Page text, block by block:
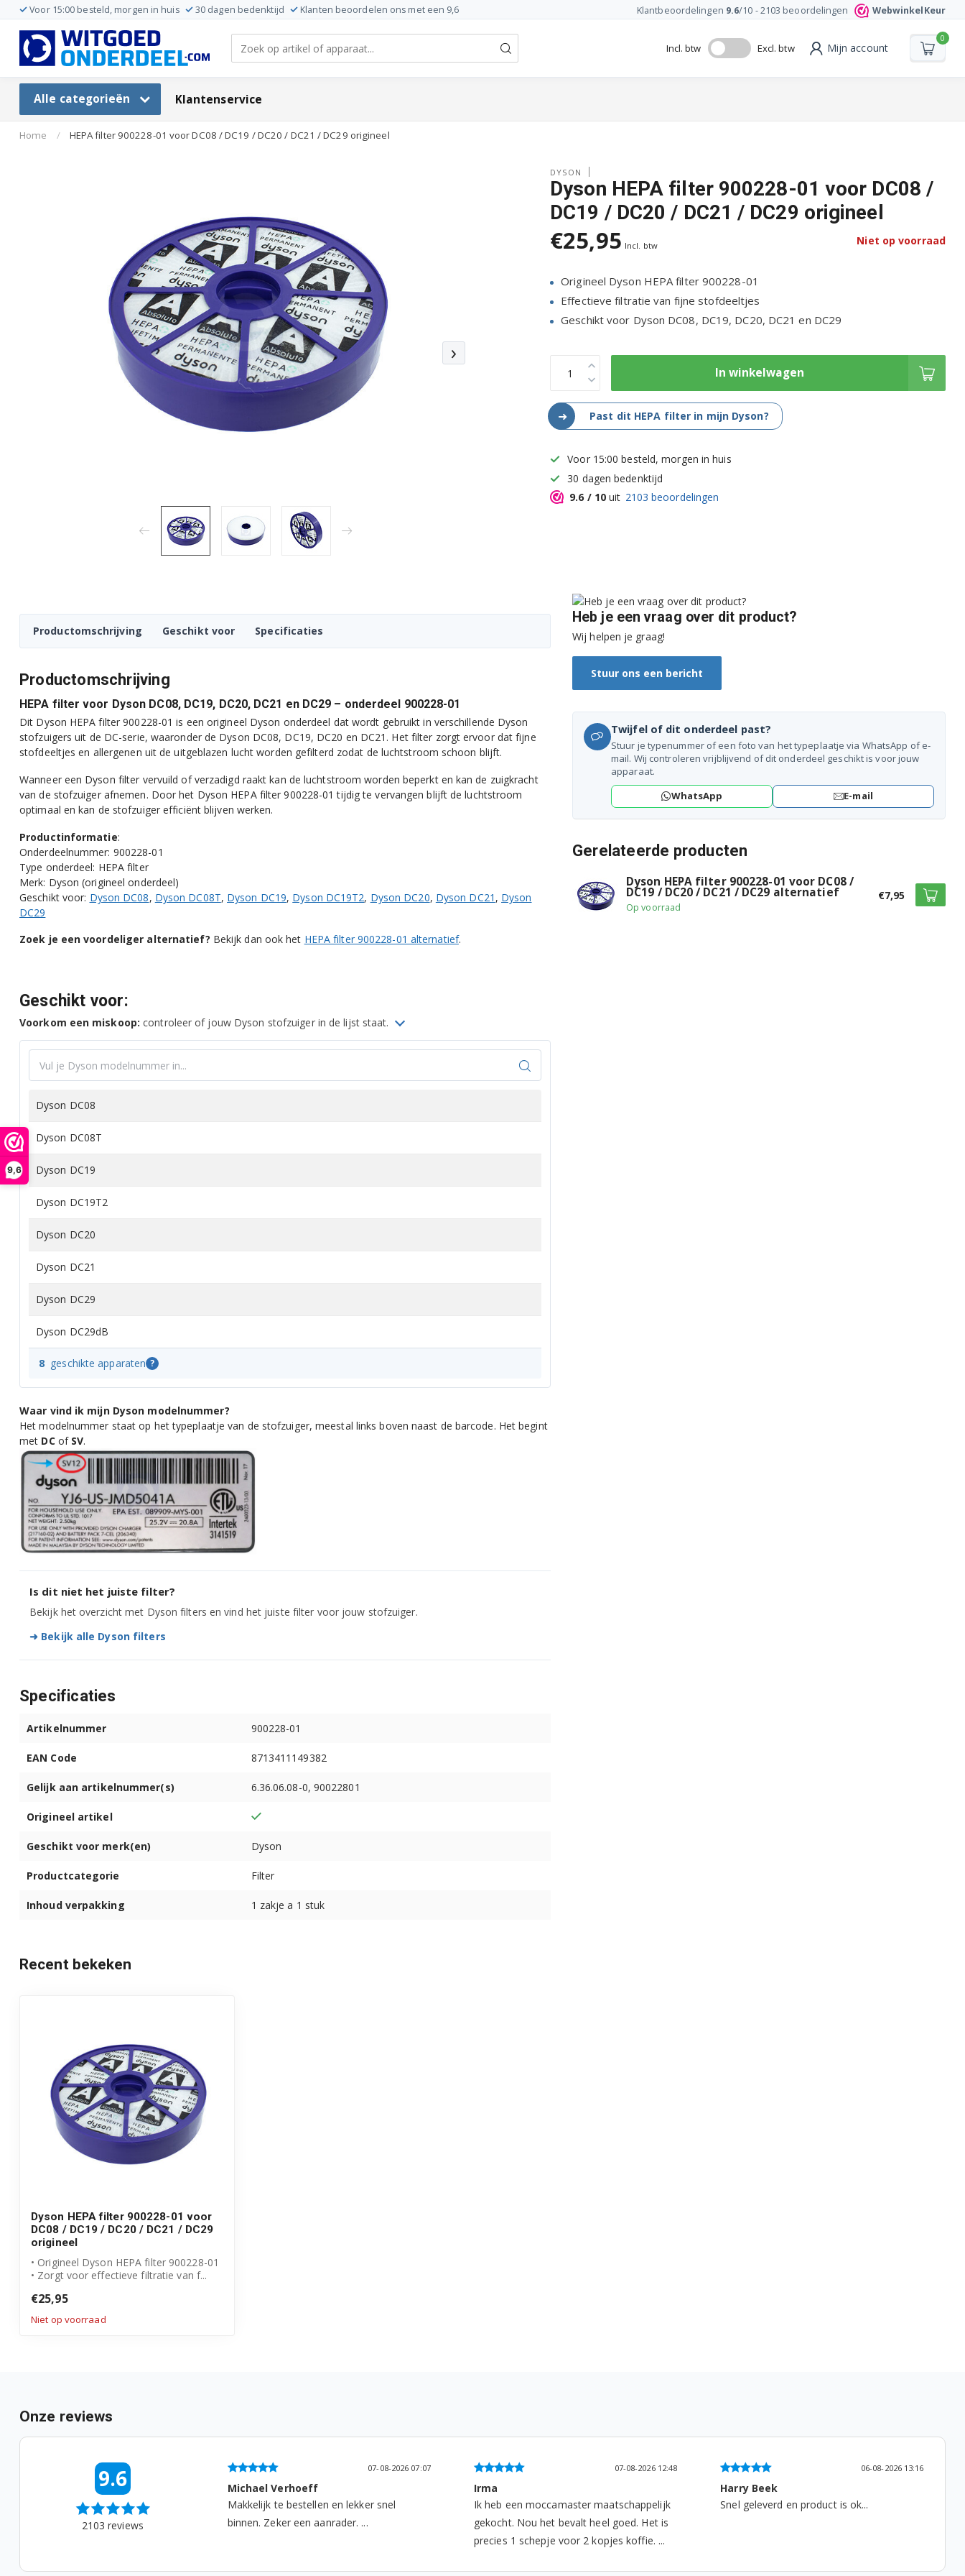
9,6
Voor 15:00 besteld, morgen in huis 30 dagen bedenktijd Klanten beoordelen ons met een 9,6 Klantbeoordelingen 9.6/10 -2103 beoordelingen WebwinkelKeur
Incl. btw Excl. btw Mijn account
0
Alle categorieën Klantenservice
Home / HEPA filter 900228-01 voor DC08 / DC19 / DC20 / DC21 / DC29 origineel
›
DYSON
Dyson HEPA filter 900228-01 voor DC08 /
DC19 / DC20 / DC21 / DC29 origineel
€25,95 Incl. btw Niet op voorraad
Origineel Dyson HEPA filter 900228-01
Effectieve filtratie van fijne stofdeeltjes
Geschikt voor Dyson DC08, DC19, DC20, DC21 en DC29
In winkelwagen
➜ Past dit HEPA filter in mijn Dyson?
Voor 15:00 besteld, morgen in huis
30 dagen bedenktijd
9.6 / 10 uit 2103 beoordelingen
Productomschrijving Geschikt voor Specificaties
Productomschrijving
HEPA filter voor Dyson DC08, DC19, DC20, DC21 en DC29 – onderdeel 900228-01
Dit Dyson HEPA filter 900228-01 is een origineel Dyson onderdeel dat wordt gebruikt in verschillende Dyson
stofzuigers uit de DC-serie, waaronder de Dyson DC08, DC19, DC20 en DC21. Het filter zorgt ervoor dat fijne
stofdeeltjes en allergenen uit de uitgeblazen lucht worden gefilterd zodat de luchtstroom schoon blijft.
Wanneer een Dyson filter vervuild of verzadigd raakt kan de luchtstroom worden beperkt en kan de zuigkracht
van de stofzuiger afnemen. Door het Dyson HEPA filter 900228-01 tijdig te vervangen blijft de luchtstroom
optimaal en kan de stofzuiger efficiënt blijven werken.
Productinformatie:
Onderdeelnummer: 900228-01
Type onderdeel: HEPA filter
Merk: Dyson (origineel onderdeel)
Geschikt voor: Dyson DC08, Dyson DC08T, Dyson DC19, Dyson DC19T2, Dyson DC20, Dyson DC21 , Dyson
DC29
Zoek je een voordeliger alternatief? Bekijk dan ook het HEPA filter 900228-01 alternatief.
Geschikt voor:
Voorkom een miskoop: controleer of jouw Dyson stofzuiger in de lijst staat.
Dyson DC08
Dyson DC08T
Dyson DC19
Dyson DC19T2
Dyson DC20
Dyson DC21
Dyson DC29
Dyson DC29dB
8 geschikte apparaten ?
Waar vind ik mijn Dyson modelnummer?
Het modelnummer staat op het typeplaatje van de stofzuiger, meestal links boven naast de barcode. Het begint
met DCof SV.
Is dit niet het juiste filter?
Bekijk het overzicht met Dyson filters en vind het juiste filter voor jouw stofzuiger.
➜ Bekijk alle Dyson filters
Specificaties
Artikelnummer 900228-01
EAN Code 8713411149382
Gelijk aan artikelnummer(s) 6.36.06.08-0, 90022801
Origineel artikel
Geschikt voor merk(en) Dyson
Productcategorie Filter
Inhoud verpakking 1 zakje a 1 stuk
Heb je een vraag over dit product?
Wij helpen je graag!
Stuur ons een bericht
Twijfel of dit onderdeel past?
Stuur je typenummer of een foto van het typeplaatje via WhatsApp of e-
mail. Wij controleren vrijblijvend of dit onderdeel geschikt is voor jouw
apparaat.
WhatsApp
E-mail
Gerelateerde producten
Dyson HEPA filter 900228-01 voor DC08 /
DC19 / DC20 / DC21 / DC29 alternatief
Op voorraad
€7,95
Recent bekeken
Dyson HEPA filter 900228-01 voor
DC08 / DC19 / DC20 / DC21 / DC29
origineel
• Origineel Dyson HEPA filter 900228-01
• Zorgt voor effectieve filtratie van f...
€25,95
Niet op voorraad
Onze reviews
9.6
2103 reviews
07-08-2026 07:07
te bestellen en lekker snel
Zeker een aanrader. ...
07-08-2026 12:48
Irma
Ik heb een moccamaster maatschappelijk
gekocht. Nou het bevalt heel goed. Het is
06-08-2026 13:16
Harry Beek
Snel geleverd en product is ok...
06-08-2026 07:18
Ad Willems
Tevreden, het past en het werkt weer...